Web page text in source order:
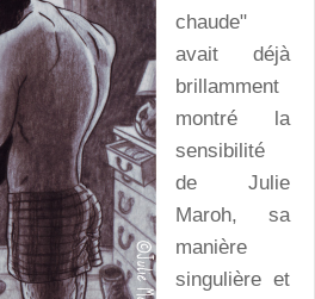
chaude"
avait déjà
brillamment
montré la
sensibilité
de Julie
Maroh, sa
manière
singulière et